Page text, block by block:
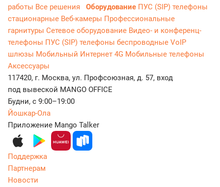
работы Все решения Оборудование ПУС (SIP) телефоны
стационарные Веб-камеры Профессиональные
гарнитуры Сетевое оборудование Видео- и конференц-
телефоны ПУС (SIP) телефоны беспроводные VoIP
шлюзы Мобильный Интернет 4G Мобильные телефоны
Аксессуары
117420, г. Москва, ул. Профсоюзная, д. 57, вход
под вывеской MANGO OFFICE
Будни, с 9:00–19:00
Йошкар-Ола
Приложение Mango Talker
Поддержка
Партнерам
Новости